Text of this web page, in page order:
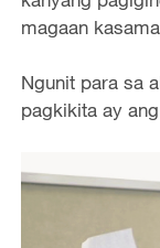
magaan
Ngunit para sa
pagkikita ay